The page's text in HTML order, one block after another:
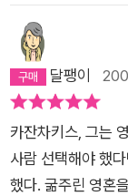
르바 이야기를 쓰
나면 어디선가 먼
망설인다. 그러나
된 그 며칠 후, 조르
허구라 하지만 이
나기 쉽지 않다. 이
께 있는 사람에 따
이는 공자의 가르
강요하고 있는듯
없으면서도 세상의
는것. 사람들에게
사랑하며 사는것,
교를 현재의 삶속
달팽이
카잔차키스, 그는
사람 선택해야 했
했다. 굶주린 영혼